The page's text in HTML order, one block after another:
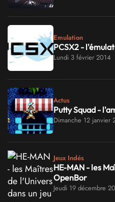
Emulation
PCSX2 -
Lundi 3 février 2014
Actus
Putty Squad -
Dimanche 12 janvier
Jeux Indés
HE-MAN - les
OpenBor
Jeudi 19 décembre